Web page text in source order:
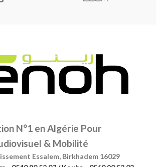
N°1 en Algérie Pour
& Mobilité
Essalem, Birkhadem 16029